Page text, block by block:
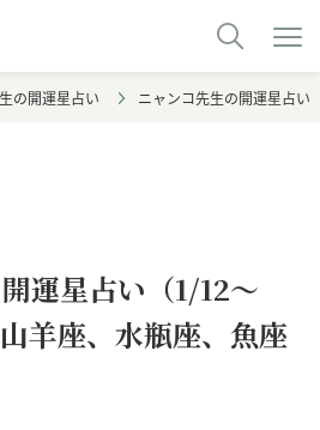
の開運星占い ニャンコ先生の開運星占
運星占い（1/12～
羊座、水瓶座、魚座